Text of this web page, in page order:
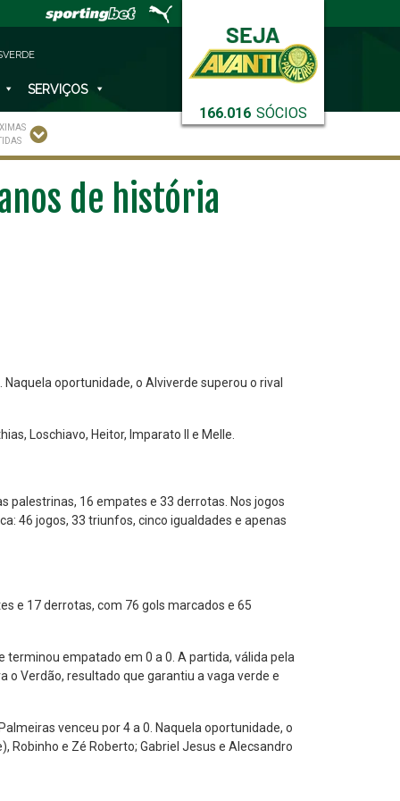
166.016 SÓCIOS
SERVIÇOS
de história
oportunidade, o Alviverde superou o rival
Loschiavo, Heitor, Imparato II e Melle.
palestrinas, 16 empates e 33 derrotas. Nos jogos
46 jogos, 33 triunfos, cinco igualdades e apenas
e 17 derrotas, com 76 gols marcados e 65
empatado em 0 a 0. A partida, válida pela
o Verdão, resultado que garantiu a vaga verde e
venceu por 4 a 0. Naquela oportunidade, o
Robinho e Zé Roberto; Gabriel Jesus e Alecsandro